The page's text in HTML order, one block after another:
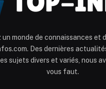
un monde de connaissances et
Des dernières
sujets divers et variés, nous
vous faut.